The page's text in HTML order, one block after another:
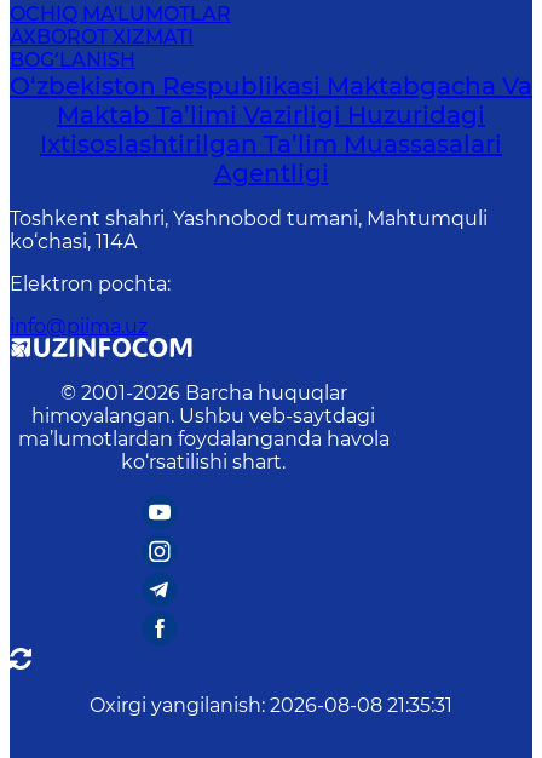
OCHIQ MA'LUMOTLAR
AXBOROT XIZMATI
BOG‘LANISH
O‘zbekiston Respublikasi Maktabgacha Va
Maktab Ta’limi Vazirligi Huzuridagi
Ixtisoslashtirilgan Ta’lim Muassasalari
Agentligi
Toshkent shahri, Yashnobod tumani, Mahtumquli
ko‘chasi, 114A
Elektron pochta:
info@piima.uz
© 2001-2026 Barcha huquqlar
himoyalangan. Ushbu veb-saytdagi
ma’lumotlardan foydalanganda havola
ko‘rsatilishi shart.
Oxirgi yangilanish: 2026-08-08 21:35:31